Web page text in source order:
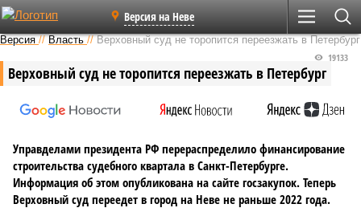
Версия на Неве
Версия //Власть //Верховный суд не торопится переезжать в Петербург
Верховный суд не торопится переезжать в Петербург
19133
Управделами президента РФ перераспределило финансирование
строительства судебного квартала в Санкт-Петербурге.
Информация об этом опубликована на сайте госзакупок. Теперь
Верховный суд переедет в город на Неве не раньше 2022 года.